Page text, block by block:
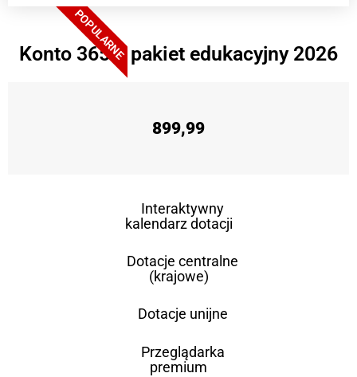
POPULARNE
Konto 365 + pakiet edukacyjny 2026
899,99
Interaktywny
kalendarz dotacji
Dotacje centralne
(krajowe)
Dotacje unijne
Przeglądarka
premium